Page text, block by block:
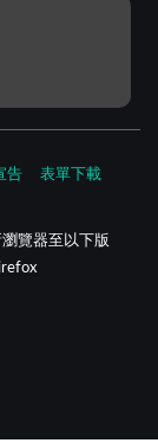
告 表單下載
覽器至以下版